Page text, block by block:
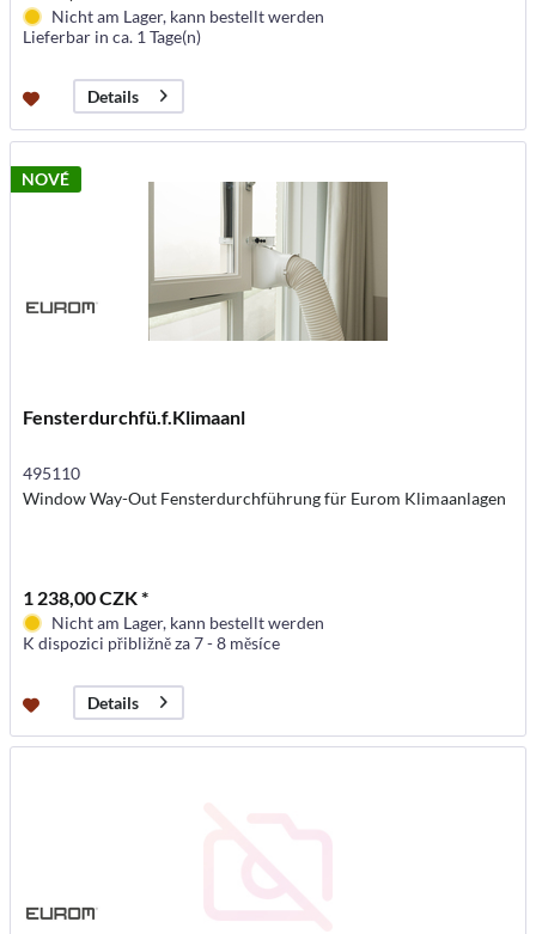
Nicht am Lager, kann bestellt werden
Lieferbar in ca. 1 Tage(n)
Details
NOVÉ
Fensterdurchfü.f.Klimaanl
495110
Window Way-Out Fensterdurchführung für Eurom Klimaanlagen
1 238,00 CZK *
Nicht am Lager, kann bestellt werden
K dispozici přibližně za 7 - 8 měsíce
Details